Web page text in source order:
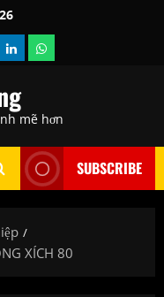
LinkedinWhatsapp
mẽ hơn
SUBSCRIBE
XÍCH 80